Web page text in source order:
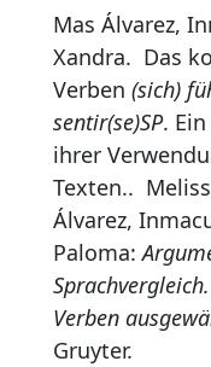
Mas Álvarez,
Xandra. Das
Verben (sich)
sentir(se)SP.
ihrer
Texten..
Álvarez,
Paloma:
Verben
Gruyter.